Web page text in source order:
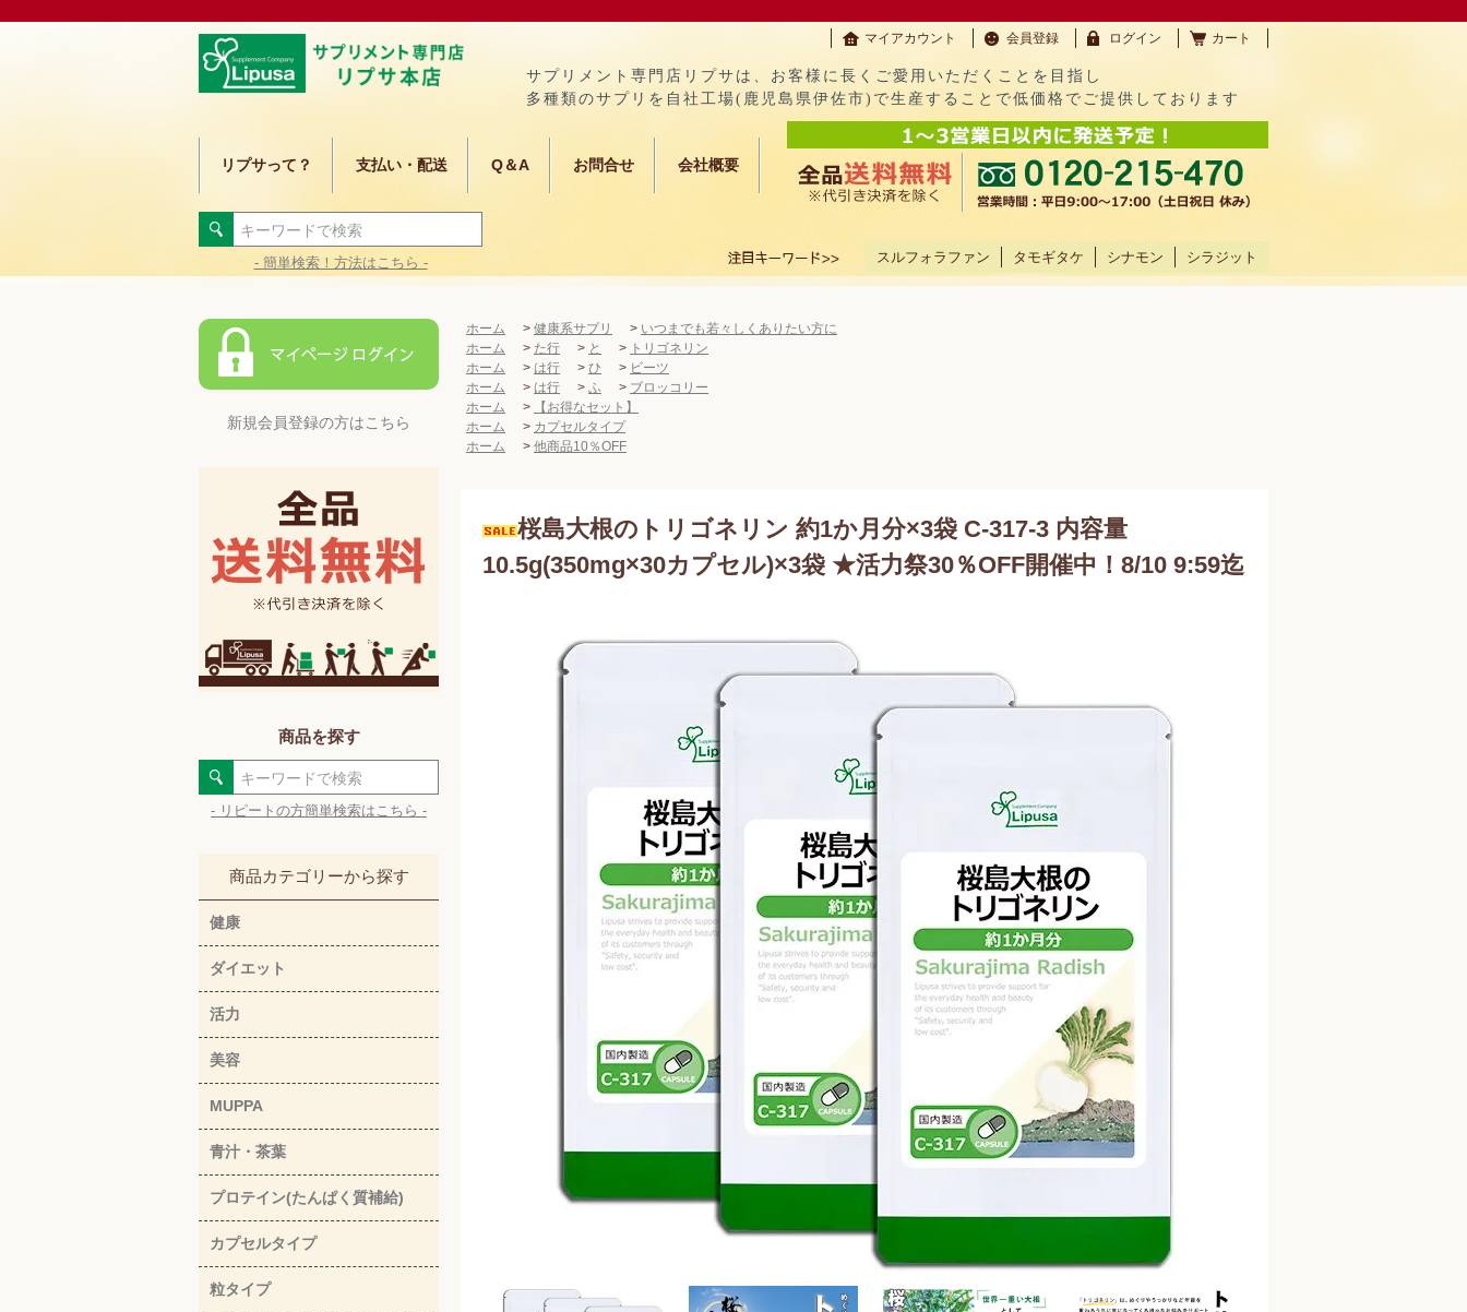
マイアカウント 会員登録 ログイン カート
サプリメント専門店リプサは、お客様に長くご愛用いただくことを目指し
多種類のサプリを自社工場(鹿児島県伊佐市)で生産することで低価格でご提供しております
リプサって？ 支払い・配送 Q＆A お問合せ 会社概要
- 簡単検索！方法はこちら - スルフォラファン タモギタケ シナモン シラジット
新規会員登録の方はこちら
商品を探す
- リピートの方簡単検索はこちら -
商品カテゴリーから探す
健康
ダイエット
活力
美容
MUPPA
青汁・茶葉
プロテイン(たんぱく質補給)
カプセルタイプ
粒タイプ
ホーム > 健康系サプリ > いつまでも若々しくありたい方に
ホーム
> た行 > と > トリゴネリン
ホーム
> は行 > ひ > ビーツ
ホーム
> は行 > ふ > ブロッコリー
ホーム
>
【お得なセット】
ホーム
> カプセルタイプ
ホーム
> 他商品10％OFF
桜島大根のトリゴネリン 約1か月分×3袋 C-317-3 内容量
10.5g(350mg×30カプセル)×3袋 ★活力祭30％OFF開催中！8/10 9:59迄